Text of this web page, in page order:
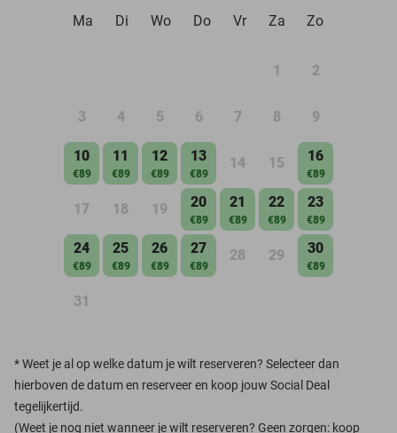
Ma
Di Wo Do Vr Za Zo
1 2
3 4 5 6 7 8 9
10
€89
11
€89
12
€89
13
€89
14 15 16
€89
17 18 19 20
€89
21
€89
22
€89
23
€89
24
€89
25
€89
26
€89
27
€89
28 29 30
€89
31
*Weet je al op welke datum je wilt reserveren? Selecteer dan
hierboven de datum en reserveer en koop jouw Social Deal
tegelijkertijd.
(Weet je nog niet wanneer je wilt reserveren? Geen zorgen: koop